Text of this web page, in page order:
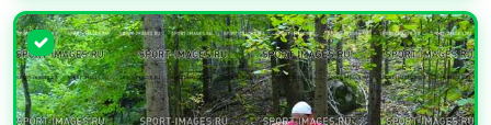
УВЕЛИЧИТЬ